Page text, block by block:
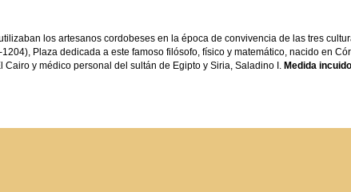
los artesanos cordobeses en la época de convivencia de las tres
Plaza dedicada a este famoso filósofo, físico y matemático, nacido en
y médico personal del sultán de Egipto y Siria, Saladino I.
Medida